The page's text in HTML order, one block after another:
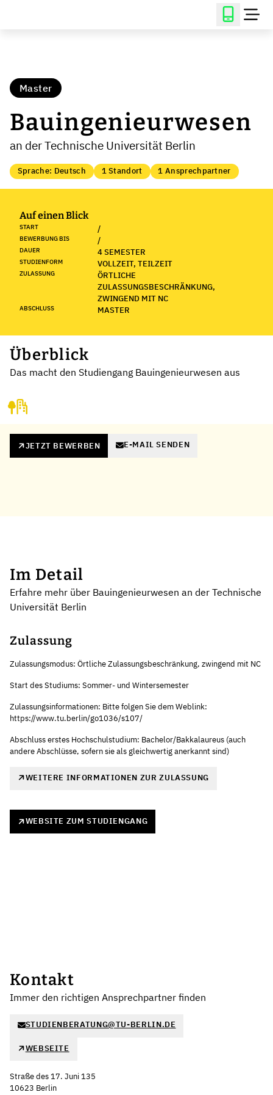
Master
Bauingenieurwesen
an der Technische Universität Berlin
Sprache: Deutsch 1 Standort 1 Ansprechpartner
Auf einen Blick
START /
BEWERBUNG BIS /
DAUER 4 SEMESTER
STUDIENFORM VOLLZEIT, TEILZEIT
ZULASSUNG
ÖRTLICHE
ZULASSUNGSBESCHRÄNKUNG,
ZWINGEND MIT NC
ABSCHLUSS MASTER
Überblick
Das macht den Studiengang Bauingenieurwesen aus
JETZT BEWERBEN E-MAIL SENDEN
Im Detail
Erfahre mehr über Bauingenieurwesen an der Technische
Universität Berlin
Zulassung
Zulassungsmodus: Örtliche Zulassungsbeschränkung, zwingend mit NC
Start des Studiums: Sommer- und Wintersemester
Zulassungsinformationen: Bitte folgen Sie dem Weblink:
https://www.tu.berlin/go1036/s107/
Abschluss erstes Hochschulstudium: Bachelor/Bakkalaureus (auch
andere Abschlüsse, sofern sie als gleichwertig anerkannt sind)
WEITERE INFORMATIONEN ZUR ZULASSUNG
WEBSITE ZUM STUDIENGANG
Kontakt
Immer den richtigen Ansprechpartner finden
STUDIENBERATUNG@TU-BERLIN.DE
WEBSEITE
Straße des 17. Juni 135
10623 Berlin